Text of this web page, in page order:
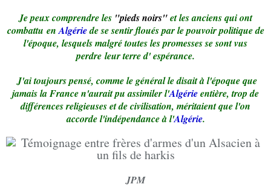
Je peux comprendre les "pieds noirs"et les anciens qui ont
combattu enAlgériede se sentir floués par le pouvoir politique de
l'époque, lesquels malgré toutes les promesses se sont vus
perdre leur terre d' espérance.
J'ai toujours pensé, comme le général le disait à l'époque que
jamais la France n'aurait pu assimiler l'Algérieentière, trop de
différences religieuses et de civilisation, méritaient que l'on
accorde l'indépendance à l'Algérie.
JPM